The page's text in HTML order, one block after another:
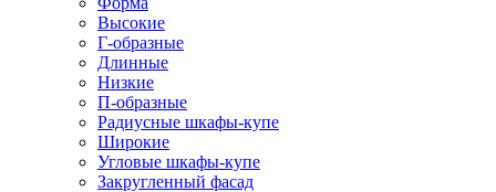
Высокие
Г-образные
Длинные
Низкие
П-образные
Радиусные шкафы-купе
Широкие
Угловые шкафы-купе
Закругленный фасад